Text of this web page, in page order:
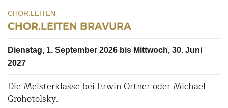
CHOR.LEITEN
CHOR.LEITEN BRAVURA
Dienstag, 1. September 2026 bis Mittwoch, 30. Juni
2027
Die Meisterklasse bei Erwin Ortner oder Michael
Grohotolsky.